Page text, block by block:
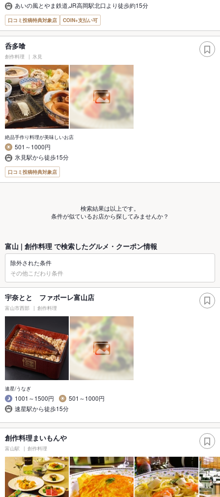
あいの風とやま鉄道,JR高岡駅北口より徒歩約15分
口コミ投稿特典対象店 COIN+支払い可
呑多喰
創作料理 氷見
絶品手作り料理が美味しいお店
501～1000円
氷見駅から徒歩15分
口コミ投稿特典対象店
検索結果は以上です。
条件が似ているお店から探してみませんか？
富山 | 創作料理 で検索したグルメ・クーポン情報
除外された条件
その他こだわり条件
宇奈とと ファボーレ富山店
富山市西部 創作料理
速星/うなぎ
1001～1500円
501～1000円
速星駅から徒歩15分
創作料理まいもんや
富山駅 創作料理